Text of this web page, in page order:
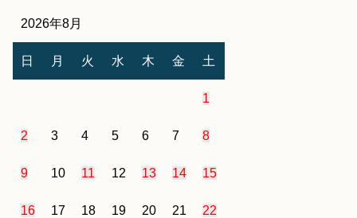
2026年8月
日 月 火 水 木 金 土
1
2 3 4 5 6 7 8
9 10 11 12 13 14 15
16 17 18 19 20 21 22